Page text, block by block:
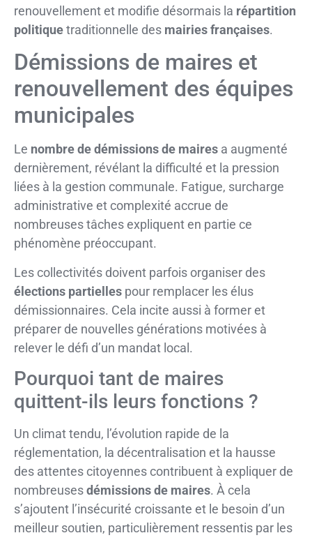
renouvellement et modifie désormais la répartition
politiquetraditionnelle des mairies françaises.
Démissions de maires et
renouvellement des équipes
municipales
Le nombre de démissions de maires a augmenté
dernièrement, révélant la difficulté et la pression
liées à la gestion communale. Fatigue, surcharge
administrative et complexité accrue de
nombreuses tâches expliquent en partie ce
phénomène préoccupant.
Les collectivités doivent parfois organiser des
élections partielles pour remplacer les élus
démissionnaires. Cela incite aussi à former et
préparer de nouvelles générations motivées à
relever le défi d’un mandat local.
Pourquoi tant de maires
quittent-ils leurs fonctions ?
Un climat tendu, l’évolution rapide de la
réglementation, la décentralisation et la hausse
des attentes citoyennes contribuent à expliquer de
nombreusesdémissions de maires. À cela
s’ajoutent l’insécurité croissante et le besoin d’un
meilleur soutien, particulièrement ressentis par les